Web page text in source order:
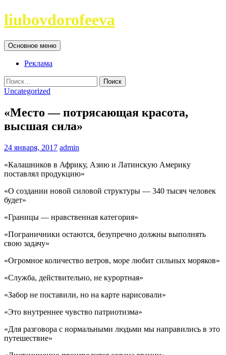
Перейти
к
liubovdorofeeva
Поиск
Основное меню
Реклама
Найти:
Uncategorized
«Место — потрясающая красота,
высшая сила»
24 января, 2017 admin
«Калашников в Африку, Азию и Латинскую Америку
поставлял продукцию»
«О создании новой силовой структуры — 340 тысяч человек
будет»
«Границы — нравственная категория»
«Пограничники остаются, безупречно должны выполнять
свою задачу»
«Огромное количество ветров, море любит сильных моряков»
«Служба, действительно, не курортная»
«Забор не поставили, но на карте нарисовали»
«Это внутреннее чувство патриотизма»
«Для разговора с нормальными людьми мы направились в это
путешествие»